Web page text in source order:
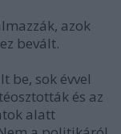
azok
bevált.
be, sok évvel
és az
alatt